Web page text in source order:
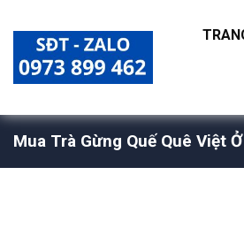
Mua Trà Gừng Quế Quê Việt